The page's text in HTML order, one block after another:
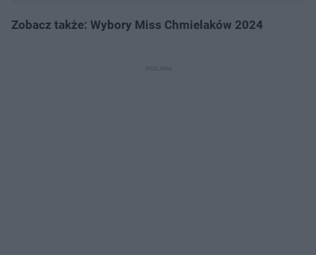
Zobacz także: Wybory Miss Chmielaków 2024